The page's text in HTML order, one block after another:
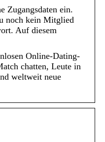
Zugangsdaten ein.
noch kein Mitglied
Auf diesem
Online-Dating-
chatten, Leute in
weltweit neue